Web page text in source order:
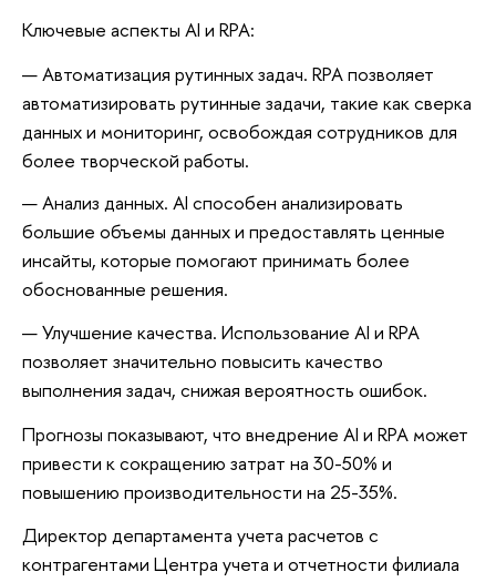
Ключевые аспекты AI и RPA:
Автоматизация рутинных задач. RPA позволяет
автоматизировать рутинные задачи, такие как сверка
данных и мониторинг, освобождая сотрудников для
более творческой работы.
Анализ данных. AI способен анализировать
большие объемы данных и предоставлять ценные
инсайты, которые помогают принимать более
обоснованные решения.
Улучшение качества. Использование AI и RPA
позволяет значительно повысить качество
выполнения задач, снижая вероятность ошибок.
Прогнозы показывают, что внедрение AI и RPA может
привести к сокращению затрат на 30-50% и
повышению производительности на 25-35%.
Директор департамента учета расчетов с
контрагентами Центра учета и отчетности филиала